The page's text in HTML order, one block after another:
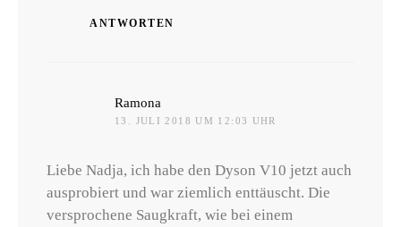
ANTWORTEN
Ramona
13. JULI 2018 UM 12:03 UHR
Liebe Nadja, ich habe den Dyson V10 jetzt auch
ausprobiert und war ziemlich enttäuscht. Die
versprochene Saugkraft, wie bei einem